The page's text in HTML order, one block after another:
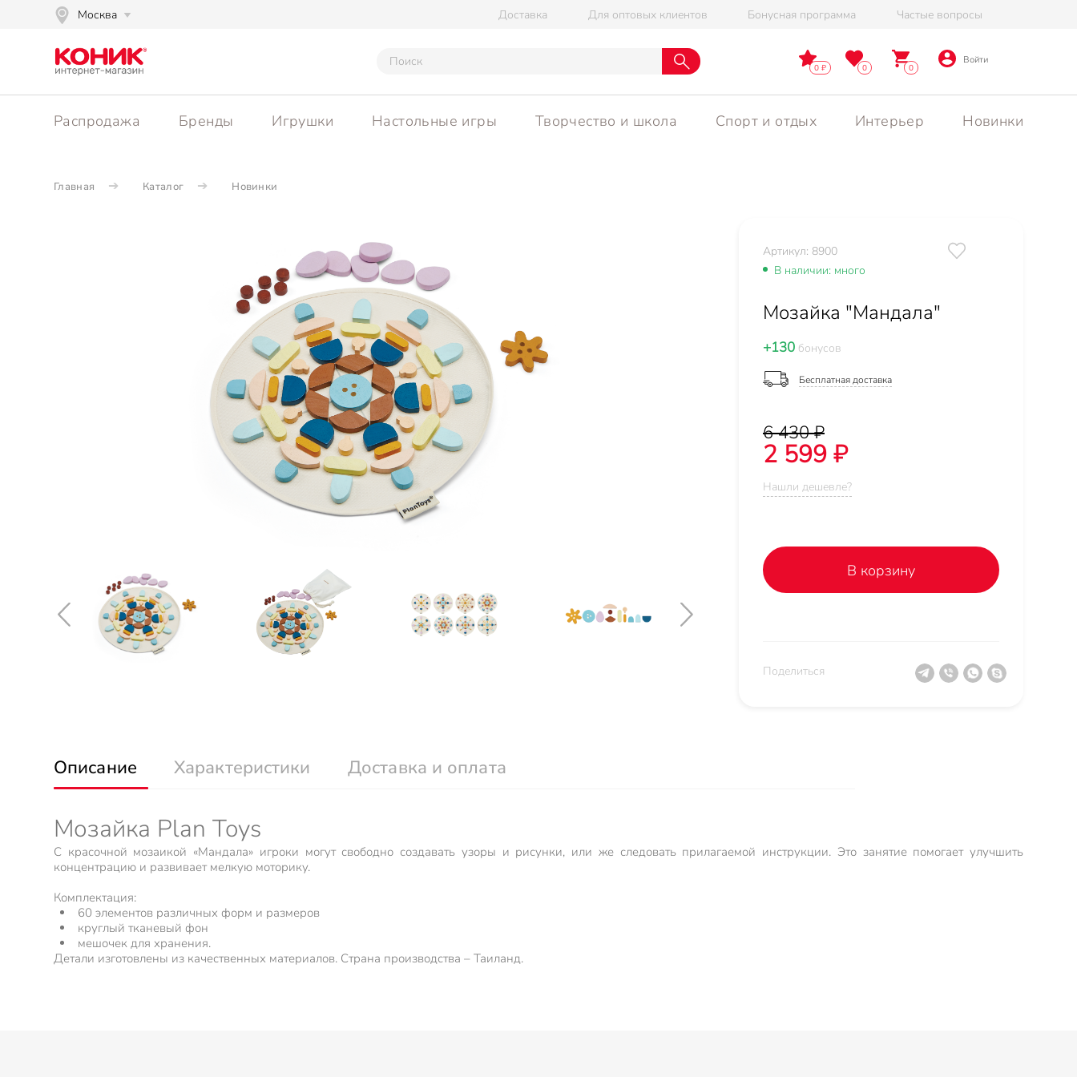
Москва Доставка Для оптовых клиентов Бонусная программа Частые вопросы
0 0 0
Войти
Распродажа Бренды Игрушки Настольные игры Творчество и школа Спорт и отдых Интерьер Новинки
Главная Каталог Новинки
Артикул: 8900
В наличии: много
Мозайка "Мандала"
+130бонусов
Бесплатная доставка
6 430 ₽
2 599 ₽
Нашли дешевле?
В корзину
Поделиться
Описание Характеристики Доставка и оплата
Мозайка Plan Toys
С красочной мозаикой «Мандала» игроки могут свободно создавать узоры и рисунки, или же следовать прилагаемой инструкции. Это занятие помогает улучшить
концентрацию и развивает мелкую моторику.
Комплектация:
60 элементов различных форм и размеров
круглый тканевый фон
мешочек для хранения.
Детали изготовлены из качественных материалов. Страна производства – Таиланд.